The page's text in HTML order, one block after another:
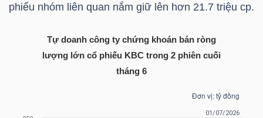
phiếu nhóm liên quan nắm giữ lên hơn 21.7 triệu cp.
Tự doanh công ty chứng khoán bán ròng
lượng lớn cổ phiếu KBC trong 2 phiên cuối
tháng 6
PHÁI